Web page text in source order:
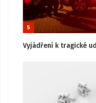
5
Vyjádření k tragické